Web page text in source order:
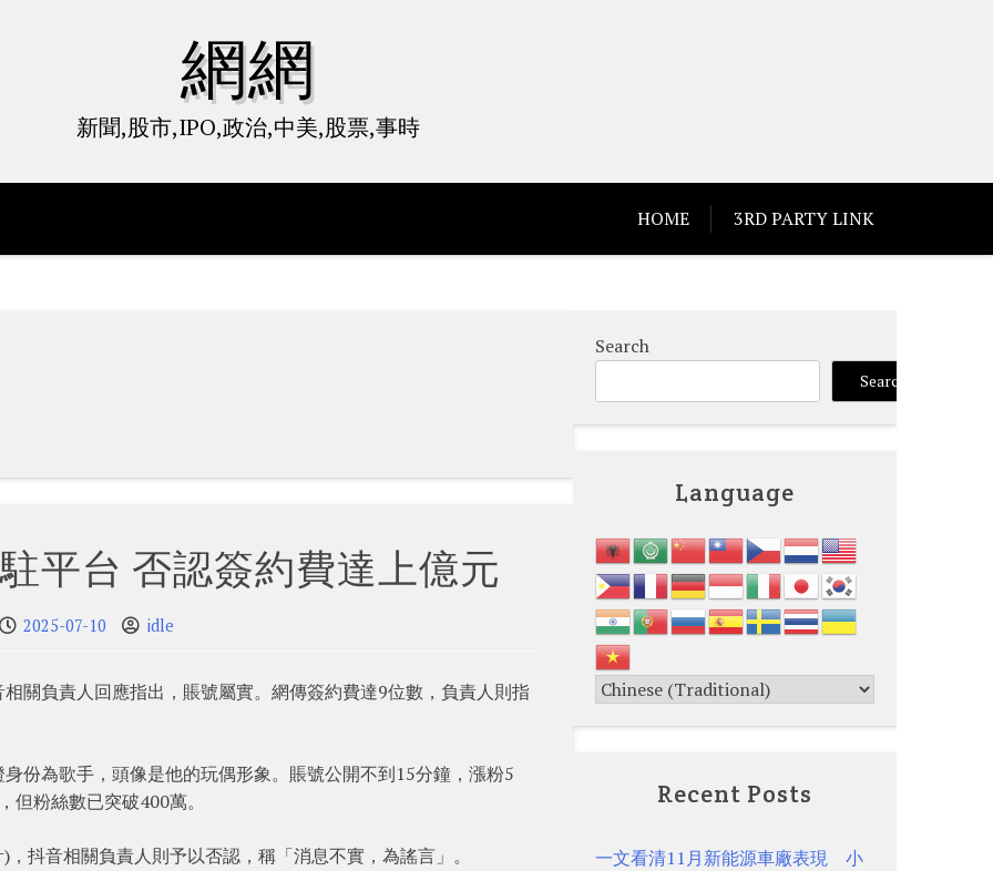
網網
新聞,股市,IPO,政治,中美,股票,事時
HOME 3RD PARTY LINK
平台 否認簽約費達上億元
2025-07-10 idle
關負責人回應指出，賬號屬實。網傳簽約費達9位數，負責人則指
份為歌手，頭像是他的玩偶形象。賬號公開不到15分鐘，漲粉5
粉絲數已突破400萬。
抖音相關負責人則予以否認，稱「消息不實，為謠言」。
Search
Search
Language
Recent Posts
一文看清11月新能源車廠表現 小